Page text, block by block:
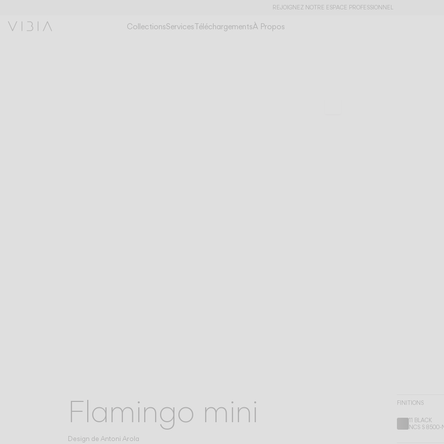
REJOIGNEZ NOTRE ESPACE PROFESSIONNEL
CollectionsServicesTéléchargementsÀ Propos
Flamingo mini
Design deAntoni Arola
FINITIONS
11 BLACK
NCS S 8500-